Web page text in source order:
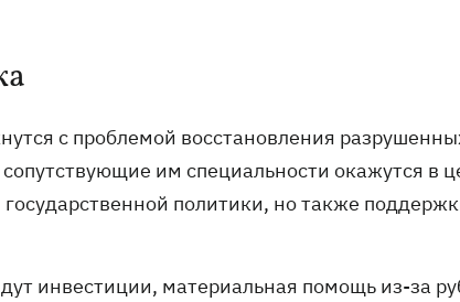
с проблемой восстановления
им специальности окажутся в
государственной политики, но также
инвестиции, материальная помощь из-за